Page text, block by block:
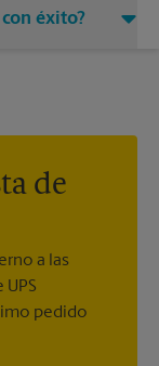
para
éxito?
de
a las
pedido